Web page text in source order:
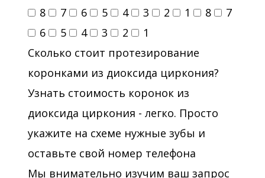
8
7 6 5 4 3 2 1 8
7
6
5 4 3 2
1
Сколько стоит протезирование
коронками из диоксида циркония?
Узнать стоимость коронок из
диоксида циркония - легко. Просто
укажите на схеме нужные зубы и
оставьте свой номер телефона
Мы внимательно изучим ваш запрос